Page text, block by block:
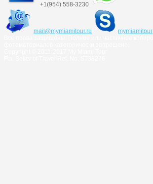
+1(954) 558-3230
mail@mymiamitour.ru
mymiamitour